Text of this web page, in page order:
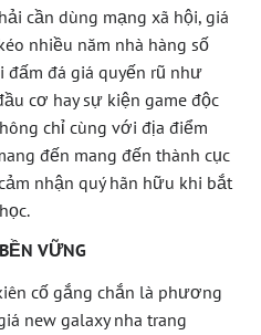
cần dùng mạng xã hội, giá
nhiều năm nhà hàng số
đấm đá giá quyến rũ như
cơ hay sự kiện game độc
chỉ cùng với địa điểm
đến mang đến thành cục
nhận quý hãn hữu khi bắt
VỮNG
cố gắng chắn là phương
new galaxy nha trang